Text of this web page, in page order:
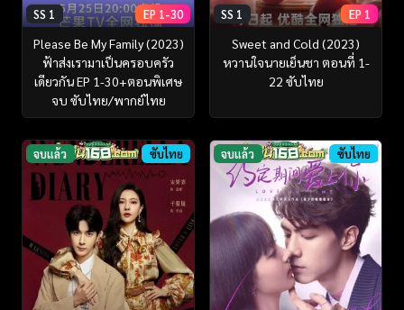
SS 1 EP 1-30
Please Be My Family (2023)
ฟ้าส่งเรามาเป็นครอบครัว
เดียวกัน EP 1-30+ตอนพิเศษ
จบ ซับไทย/พากย์ไทย
SS 1 EP 1
Sweet and Cold (2023)
หวานใจนายเย็นชา ตอนที่ 1-
22 ซับไทย
จบแล้ว ซับไทย จบแล้ว ซับไทย